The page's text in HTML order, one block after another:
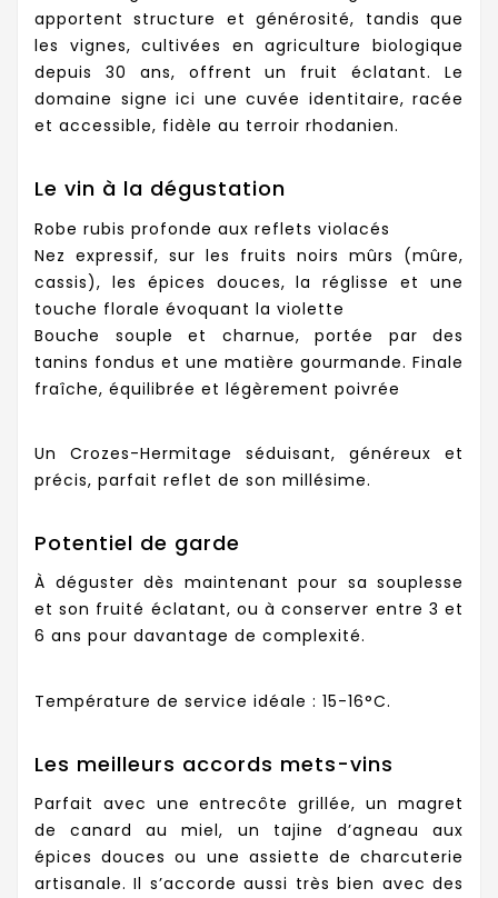
apportent structure et générosité, tandis que
les vignes, cultivées en agriculture biologique
depuis 30 ans, offrent un fruit éclatant. Le
domaine signe ici une cuvée identitaire, racée
et accessible, fidèle au terroir rhodanien.
Le vin à la dégustation
Robe rubis profonde aux reflets violacés
Nez expressif, sur les fruits noirs mûrs (mûre,
cassis), les épices douces, la réglisse et une
touche florale évoquant la violette
Bouche souple et charnue, portée par des
tanins fondus et une matière gourmande. Finale
fraîche, équilibrée et légèrement poivrée
Un Crozes-Hermitage séduisant, généreux et
précis, parfait reflet de son millésime.
Potentiel de garde
À déguster dès maintenant pour sa souplesse
et son fruité éclatant, ou à conserver entre 3 et
6 ans pour davantage de complexité.
Température de service idéale : 15-16°C.
Les meilleurs accords mets-vins
Parfait avec une entrecôte grillée, un magret
de canard au miel, un tajine d’agneau aux
épices douces ou une assiette de charcuterie
artisanale. Il s’accorde aussi très bien avec des